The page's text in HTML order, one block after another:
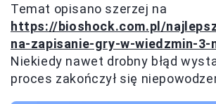
Temat opisano szerzej na
https://bioshock.com.pl/
na-zapisanie-gry-w-wiedzmin-3-
Niekiedy nawet drobny błąd
proces zakończył się